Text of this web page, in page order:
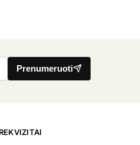
Prenumeruoti
REKVIZITAI